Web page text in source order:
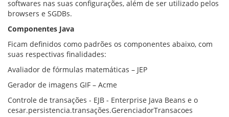
softwares nas suas configurações, além de ser utilizado pelos
browsers e SGDBs.
Componentes Java
Ficam definidos como padrões os componentes abaixo, com
suas respectivas finalidades:
Avaliador de fórmulas matemáticas – JEP
Gerador de imagens GIF – Acme
Controle de transações - EJB - Enterprise Java Beans e o
cesar.persistencia.transações.GerenciadorTransacoes